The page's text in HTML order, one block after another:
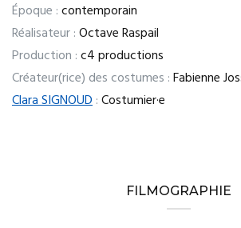
Époque :contemporain
Réalisateur :Octave Raspail
Production :c4 productions
Créateur(rice) des costumes :Fabienne
Clara SIGNOUD:Costumier·e
FILMOGRAPHIE